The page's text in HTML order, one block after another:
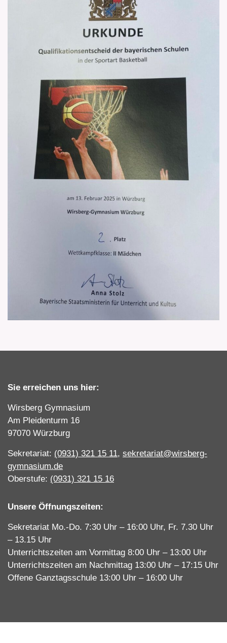
Sie erreichen uns hier:
Wirsberg Gymnasium
Am Pleidenturm 16
97070 Würzburg
Sekretariat: (0931) 321 15 11, sekretariat@wirsberg-
gymnasium.de
Oberstufe: (0931) 321 15 16
Unsere Öffnungszeiten:
Sekretariat Mo.-Do. 7:30 Uhr – 16:00 Uhr, Fr. 7.30 Uhr
– 13.15 Uhr
Unterrichtszeiten am Vormittag 8:00 Uhr – 13:00 Uhr
Unterrichtszeiten am Nachmittag 13:00 Uhr – 17:15 Uhr
Offene Ganztagsschule 13:00 Uhr – 16:00 Uhr